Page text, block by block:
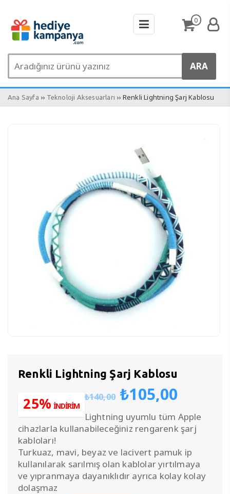
0
Ana Sayfa ›› Teknoloji Aksesuarları ›› Renkli Lightning Şarj Kablosu
Renkli Lightning Şarj Kablosu
₺140,00 Orijinal
fiyat:
₺140,00.
₺105,00
fiyat:
25% İNDİRİM
Lightning uyumlu tüm Apple
cihazlarla kullanabileceğiniz rengarenk şarj
kabloları!
Turkuaz, mavi, beyaz ve lacivert pamuk ip
kullanılarak sarılmış olan kablolar yırtılmaya
ve yıpranmaya dayanıklıdır ayrıca kolay kolay
dolaşmaz